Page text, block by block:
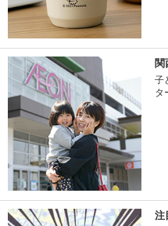
関
子
タ
注